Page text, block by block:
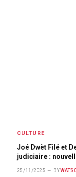
CULTURE
Joé Dwèt Filé et
judiciaire :
25/11/2025 BY